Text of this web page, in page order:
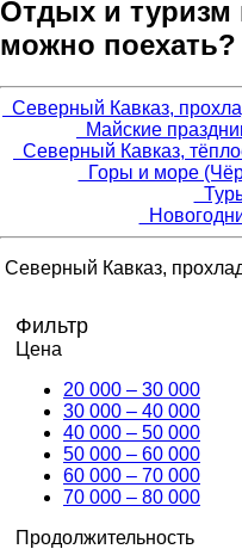
Отдых и туризм
можно поехать?
Северный Кавказ,
Майские
Северный Кавказ,
Горы и море
Северный Кавказ,
Фильтр
Цена
20 000 – 30 000
30 000 – 40 000
40 000 – 50 000
50 000 – 60 000
60 000 – 70 000
70 000 – 80 000
Продолжительность